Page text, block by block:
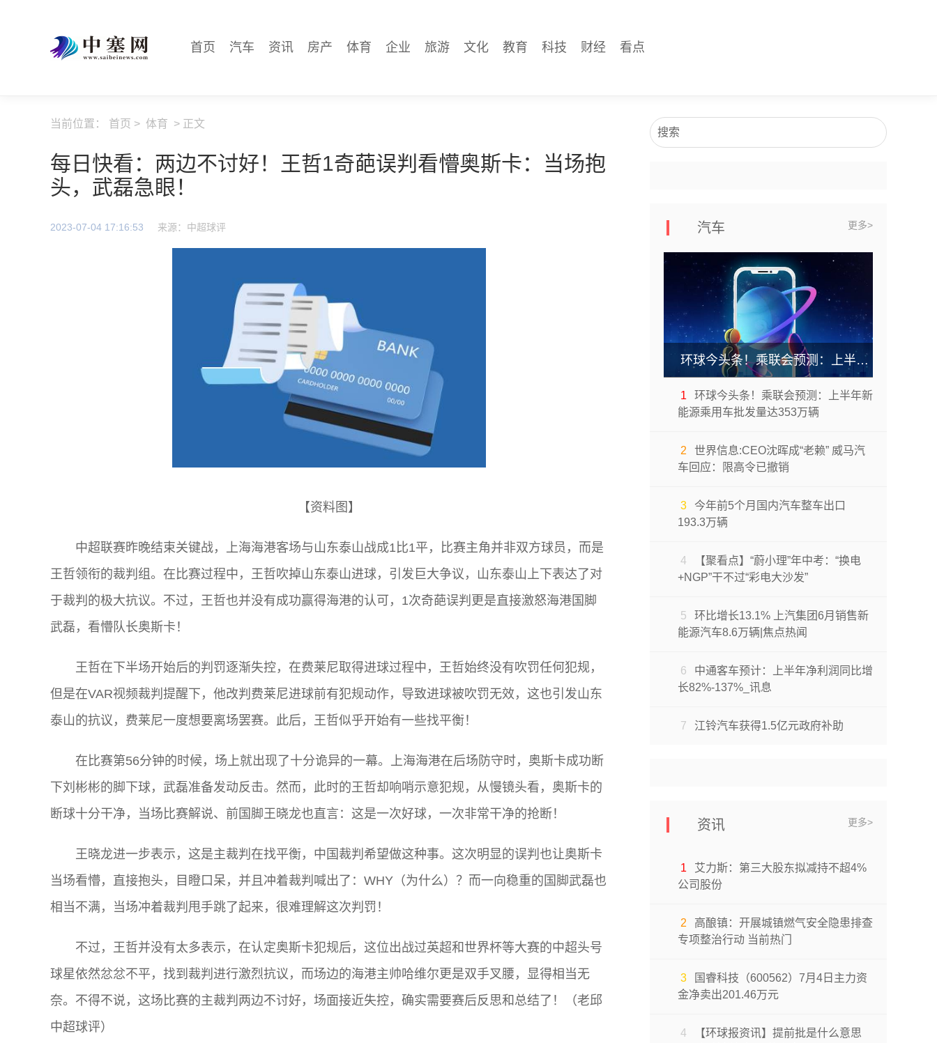
首页 汽车 资讯 房产 体育 企业 旅游 文化 教育 科技 财经 看点
当前位置： 首页 > 体育 > 正文
每日快看：两边不讨好！王哲1奇葩误判看懵奥斯卡：当场抱
头，武磊急眼！
2023-07-04 17:16:53 来源：中超球评
【资料图】
中超联赛昨晚结束关键战，上海海港客场与山东泰山战成1比1平，比赛主角并非双方球员，而是
王哲领衔的裁判组。在比赛过程中，王哲吹掉山东泰山进球，引发巨大争议，山东泰山上下表达了对
于裁判的极大抗议。不过，王哲也并没有成功赢得海港的认可，1次奇葩误判更是直接激怒海港国脚
武磊，看懵队长奥斯卡！
王哲在下半场开始后的判罚逐渐失控，在费莱尼取得进球过程中，王哲始终没有吹罚任何犯规，
但是在VAR视频裁判提醒下，他改判费莱尼进球前有犯规动作，导致进球被吹罚无效，这也引发山东
泰山的抗议，费莱尼一度想要离场罢赛。此后，王哲似乎开始有一些找平衡！
在比赛第56分钟的时候，场上就出现了十分诡异的一幕。上海海港在后场防守时，奥斯卡成功断
下刘彬彬的脚下球，武磊准备发动反击。然而，此时的王哲却响哨示意犯规，从慢镜头看，奥斯卡的
断球十分干净，当场比赛解说、前国脚王晓龙也直言：这是一次好球，一次非常干净的抢断！
王晓龙进一步表示，这是主裁判在找平衡，中国裁判希望做这种事。这次明显的误判也让奥斯卡
当场看懵，直接抱头，目瞪口呆，并且冲着裁判喊出了：WHY（为什么）？而一向稳重的国脚武磊也
相当不满，当场冲着裁判甩手跳了起来，很难理解这次判罚！
不过，王哲并没有太多表示，在认定奥斯卡犯规后，这位出战过英超和世界杯等大赛的中超头号
球星依然忿忿不平，找到裁判进行激烈抗议，而场边的海港主帅哈维尔更是双手叉腰，显得相当无
奈。不得不说，这场比赛的主裁判两边不讨好，场面接近失控，确实需要赛后反思和总结了！（老邱
中超球评）
搜索
汽车 更多>
环球今头条！乘联会预测：上半年新能源乘用车批发量达353万辆
1
环球今头条！乘联会预测：上半年新
能源乘用车批发量达353万辆
2
世界信息:CEO沈晖成“老赖” 威马汽
车回应：限高令已撤销
3
今年前5个月国内汽车整车出口
193.3万辆
4
【聚看点】“蔚小理”年中考：“换电
+NGP”干不过“彩电大沙发”
5
环比增长13.1% 上汽集团6月销售新
能源汽车8.6万辆|焦点热闻
6
中通客车预计：上半年净利润同比增
长82%-137%_讯息
7 江铃汽车获得1.5亿元政府补助
资讯 更多>
1
艾力斯：第三大股东拟减持不超4%
公司股份
2
高酿镇：开展城镇燃气安全隐患排查
专项整治行动 当前热门
3
国睿科技（600562）7月4日主力资
金净卖出201.46万元
4
【环球报资讯】提前批是什么意思